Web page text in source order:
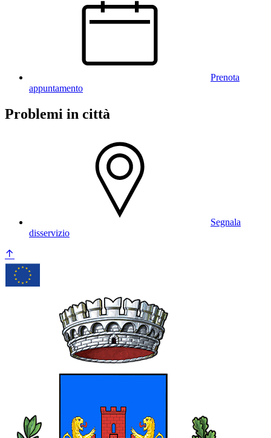
Prenota
appuntamento
Problemi in città
Segnala
disservizio